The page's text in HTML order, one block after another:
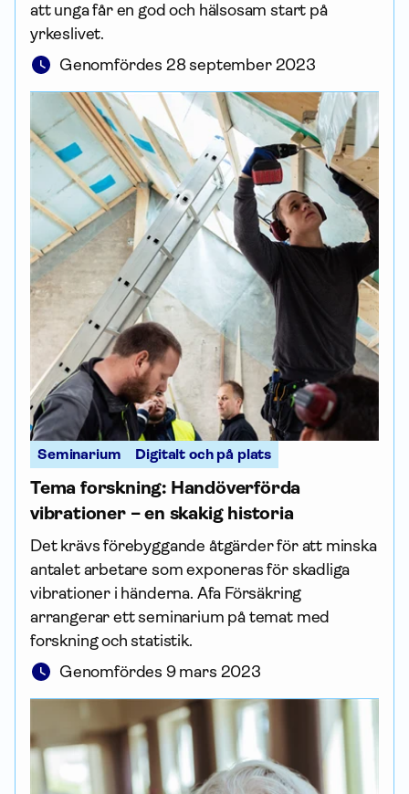
att unga får en god och hälsosam start på
yrkeslivet.
Genomfördes 28 september 2023
Seminarium Digitalt och på plats
Tema forskning: Handöverförda
vibrationer – en skakig historia
Det krävs förebyggande åtgärder för att minska
antalet arbetare som exponeras för skadliga
vibrationer i händerna. Afa För­säkring
arrangerar ett seminarium på temat med
forskning och statistik.
Genomfördes 9 mars 2023